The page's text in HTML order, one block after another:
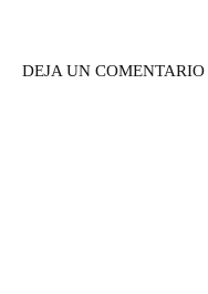
DEJA UN COMENTARIO